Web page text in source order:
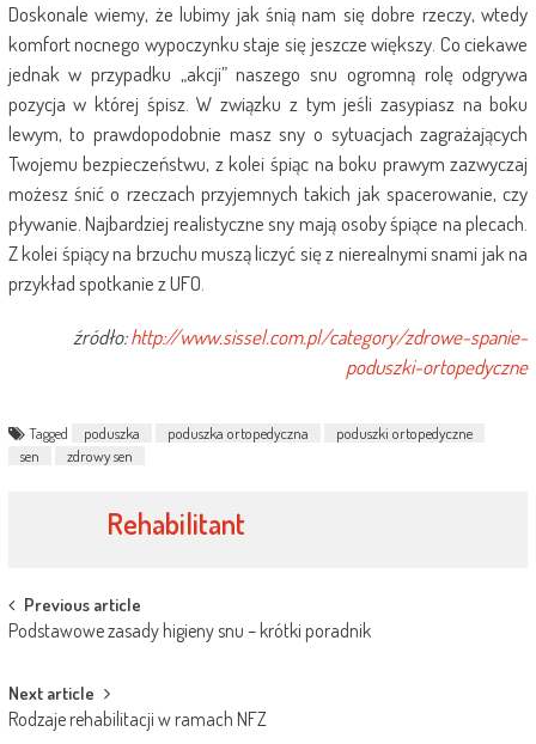
Doskonale wiemy, że lubimy jak śnią nam się dobre rzeczy, wtedy
komfort nocnego wypoczynku staje się jeszcze większy. Co ciekawe
jednak w przypadku „akcji” naszego snu ogromną rolę odgrywa
pozycja w której śpisz. W związku z tym jeśli zasypiasz na boku
lewym, to prawdopodobnie masz sny o sytuacjach zagrażających
Twojemu bezpieczeństwu, z kolei śpiąc na boku prawym zazwyczaj
możesz śnić o rzeczach przyjemnych takich jak spacerowanie, czy
pływanie. Najbardziej realistyczne sny mają osoby śpiące na plecach.
Z kolei śpiący na brzuchu muszą liczyć się z nierealnymi snami jak na
przykład spotkanie z UFO.
źródło:http://www.sissel.com.pl/category/zdrowe-spanie-
poduszki-ortopedyczne
Tagged poduszka poduszka ortopedyczna
poduszki ortopedyczne
sen
zdrowy sen
Rehabilitant
Post
navigation
Previous article
Podstawowe zasady higieny snu – krótki poradnik
Next article
Rodzaje rehabilitacji w ramach NFZ